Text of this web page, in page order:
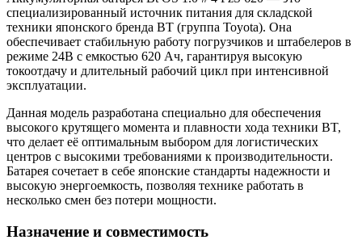
специализированный источник питания для складской
техники японского бренда BT (группа Toyota). Она
обеспечивает стабильную работу погрузчиков и штабелеров в
режиме 24В с емкостью 620 Ач, гарантируя высокую
токоотдачу и длительный рабочий цикл при интенсивной
эксплуатации.
Данная модель разработана специально для обеспечения
высокого крутящего момента и плавности хода техники BT,
что делает её оптимальным выбором для логистических
центров с высокими требованиями к производительности.
Батарея сочетает в себе японские стандарты надежности и
высокую энергоемкость, позволяя технике работать в
несколько смен без потери мощности.
Назначение и совместимость